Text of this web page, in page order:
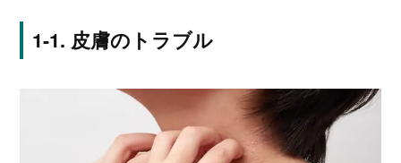
皮膚のトラブル